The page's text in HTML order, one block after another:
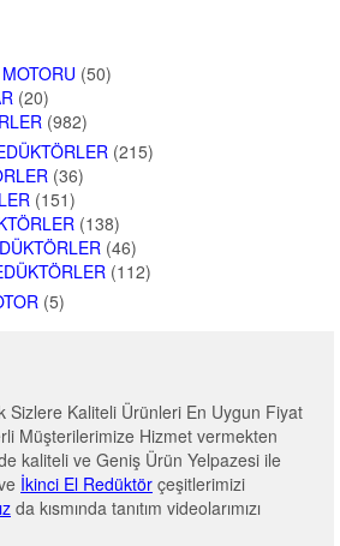
(50)
(20)
(982)
(215)
(36)
(151)
(138)
(46)
(112)
(5)
Sizlere Kaliteli Ürünleri En Uygun Fiyat
Müşterilerimize Hizmet vermekten
kaliteli ve Geniş Ürün Yelpazesi ile
İkinci El Redüktör çeşitlerimizi
da kısmında tanıtım videolarımızı